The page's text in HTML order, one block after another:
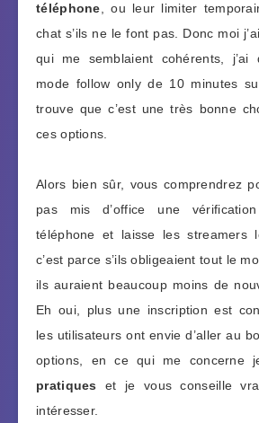
téléphone, ou leur limiter
chat s’ils ne le font pas. Donc moi
qui me semblaient cohérents,
mode follow only de 10 minutes
trouve que c’est une très bonne
ces options.
Alors bien sûr, vous comprendrez
pas mis d’office une
téléphone et laisse les streamers
c’est parce s’ils obligeaient tout le
ils auraient beaucoup moins de
Eh oui, plus une inscription est
les utilisateurs ont envie d’aller au
options, en ce qui me concerne
pratiques
et je vous conseille
intéresser.